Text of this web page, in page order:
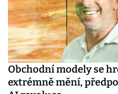
Obchodní modely se
extrémně mění,